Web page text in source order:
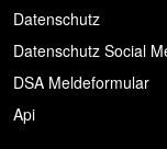
Datenschutz
Datenschutz Social
DSA Meldeformular
Api